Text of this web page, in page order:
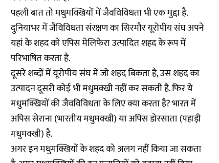
पहली बात तो मधुमक्खियों में जैवविविधता भी एक मुद्दा है.
दुनियाभर में जैविविधता संरक्षण का सिरमौर यूरोपीय संघ अपने
यहां के शहद को एपिस मेलिफेरा उत्पादित शहद के रूप में
परिभाषित करता है.
दूसरे शब्दों में यूरोपीय संघ में जो शहद बिकता है, उस शहद का
उत्पादन दूसरी कोई भी मधुमक्खी नहीं कर सकती है. फिर ये
मधुमक्खियों की जैवविविधता के लिए क्या करता है? भारत में
अपिस सेराना (भारतीय मधुमक्खी) या अपिस डोरसाता (पहाड़ी
मधुमक्खी) है.
अगर इन मधुमक्खियों के शहद को अलग नहीं किया जा सकता